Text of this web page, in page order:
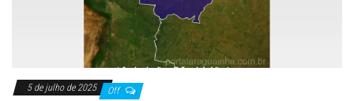
5 de julho de 2025 Off